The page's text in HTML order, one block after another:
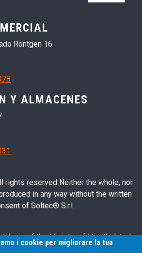
Röntgen 16
Y ALMACENES
rights reserved Neither the whole, nor
in any way without the written
of Soltec® S.r.l.
of the Ministry of Health dated
health advertising concerning medical
i cookie per migliorare la tua